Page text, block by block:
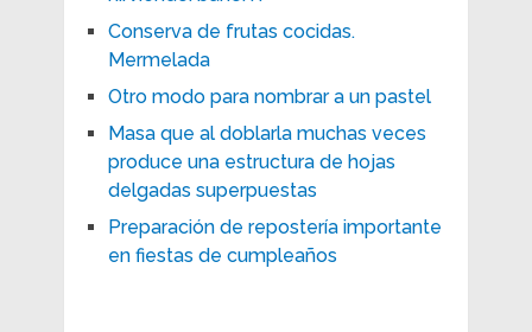
Conserva de frutas cocidas.
Mermelada
Otro modo para nombrar a un pastel
Masa que al doblarla muchas veces
produce una estructura de hojas
delgadas superpuestas
Preparación de repostería importante
en fiestas de cumpleaños